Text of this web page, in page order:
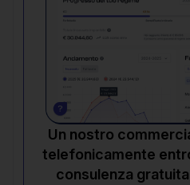
Un nostro
telefonicamente
consulenza